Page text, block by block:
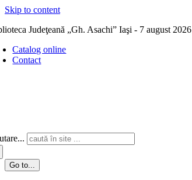
Skip to content
Judeţeană „Gh. Asachi” Iaşi - 7 august 2026
Catalog online
Contact
Go to...